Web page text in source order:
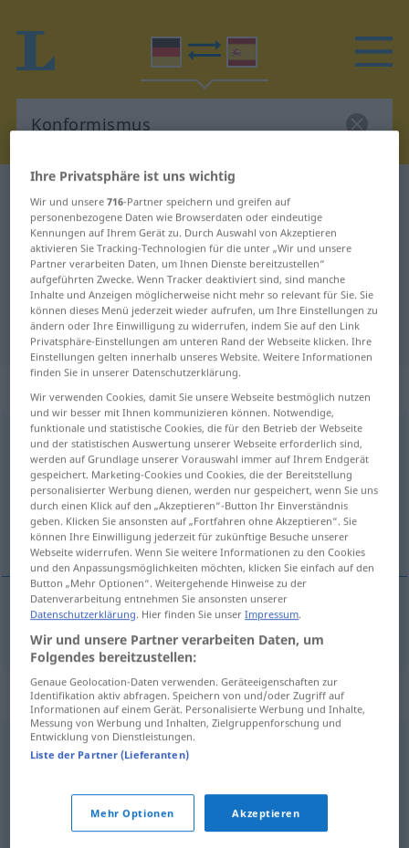
Deutsch-Spanisch Übersetzung für
"Konformismus"
"Konformismus" Spanisch
Übersetzung
„Konformismus“ : Maskulinum
Konformismusm <Konformismus>
Übersicht aller Übersetzungen
(Für mehr Details die Übersetzung anklicken/antippen)
conformismo
Synonyme für "Konformismus"
Übereinstimmung,Eintracht
Einmütigkeit,Einvernehmen Einklang,Einigkeit
Konformität,Zustimmung
Ihre Privatsphäre ist uns wichtig
Wir und unsere716-Partner speichern und greifen auf
personenbezogene Daten wie Browserdaten oder eindeutige
Kennungen auf Ihrem Gerät zu. Durch Auswahl von Akzeptieren
aktivieren Sie Tracking-Technologien für die unter „Wir und unsere
Partner verarbeiten Daten, um Ihnen Dienste bereitzustellen“
aufgeführten Zwecke. Wenn Tracker deaktiviert sind, sind manche
Inhalte und Anzeigen möglicherweise nicht mehr so relevant für Sie. Sie
können dieses Menü jederzeit wieder aufrufen, um Ihre Einstellungen zu
ändern oder Ihre Einwilligung zu widerrufen, indem Sie auf den Link
Privatsphäre-Einstellungen am unteren Rand der Webseite klicken. Ihre
Einstellungen gelten innerhalb unseres Website. Weitere Informationen
finden Sie in unserer Datenschutzerklärung.
Wir verwenden Cookies, damit Sie unsere Webseite bestmöglich nutzen
und wir besser mit Ihnen kommunizieren können. Notwendige,
funktionale und statistische Cookies, die für den Betrieb der Webseite
und der statistischen Auswertung unserer Webseite erforderlich sind,
werden auf Grundlage unserer Vorauswahl immer auf Ihrem Endgerät
gespeichert. Marketing-Cookies und Cookies, die der Bereitstellung
personalisierter Werbung dienen, werden nur gespeichert, wenn Sie uns
durch einen Klick auf den „Akzeptieren“-Button Ihr Einverständnis
geben. Klicken Sie ansonsten auf „Fortfahren ohne Akzeptieren“. Sie
können Ihre Einwilligung jederzeit für zukünftige Besuche unserer
Webseite widerrufen. Wenn Sie weitere Informationen zu den Cookies
und den Anpassungsmöglichkeiten möchten, klicken Sie einfach auf den
Button „Mehr Optionen“. Weitergehende Hinweise zu der
Datenverarbeitung entnehmen Sie ansonsten unserer
Datenschutzerklärung. Hier finden Sie unserImpressum.
Wir und unsere Partner verarbeiten Daten, um
Folgendes bereitzustellen:
Genaue Geolocation-Daten verwenden. Geräteeigenschaften zur
Identifikation aktiv abfragen. Speichern von und/oder Zugriff auf
Informationen auf einem Gerät. Personalisierte Werbung und Inhalte,
Messung von Werbung und Inhalten, Zielgruppenforschung und
Entwicklung von Dienstleistungen.
Liste der Partner (Lieferanten)
Mehr Optionen Akzeptieren